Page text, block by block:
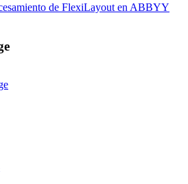
de FlexiLayout en ABBYY